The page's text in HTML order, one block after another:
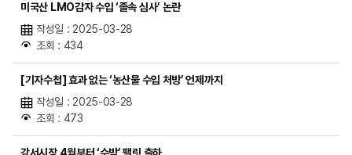
미국산 LMO감자 수입 ‘졸속 심사’ 논란
작성일 : 2025-03-28
조회 : 434
[기자수첩] 효과 없는 ‘농산물 수입 처방’ 언제까지
작성일 : 2025-03-28
조회 : 473